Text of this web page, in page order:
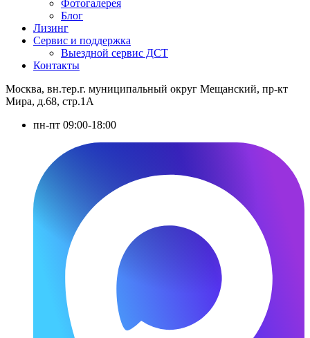
Фотогалерея
Блог
Лизинг
Сервис и поддержка
Выездной сервис ДСТ
Контакты
Москва, вн.тер.г. муниципальный округ Мещанский, пр-кт
Мира, д.68, стр.1А
пн-пт 09:00-18:00